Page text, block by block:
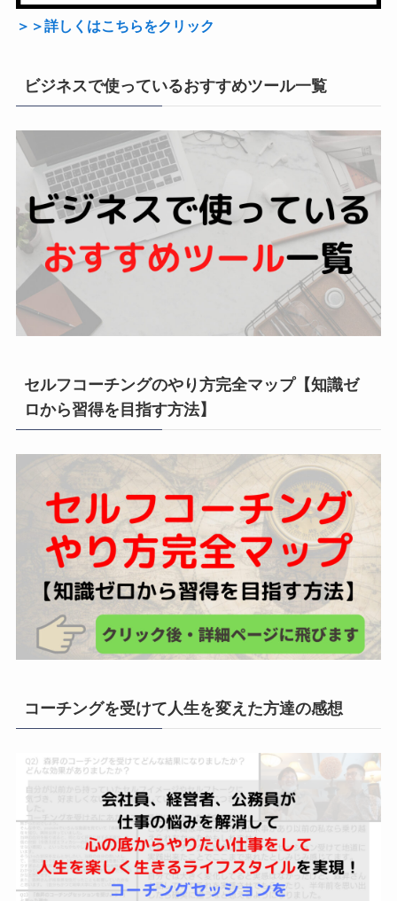
＞＞詳しくはこちらをクリック
ビジネスで使っているおすすめツール一覧
セルフコーチングのやり方完全マップ【知識ゼ
ロから習得を目指す方法】
コーチングを受けて人生を変えた方達の感想